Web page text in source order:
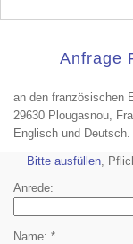
Anfrage
an den französischen
29630 Plougasnou,
Englisch und Deutsch.
Bitte ausfüllen,
Anrede
Name